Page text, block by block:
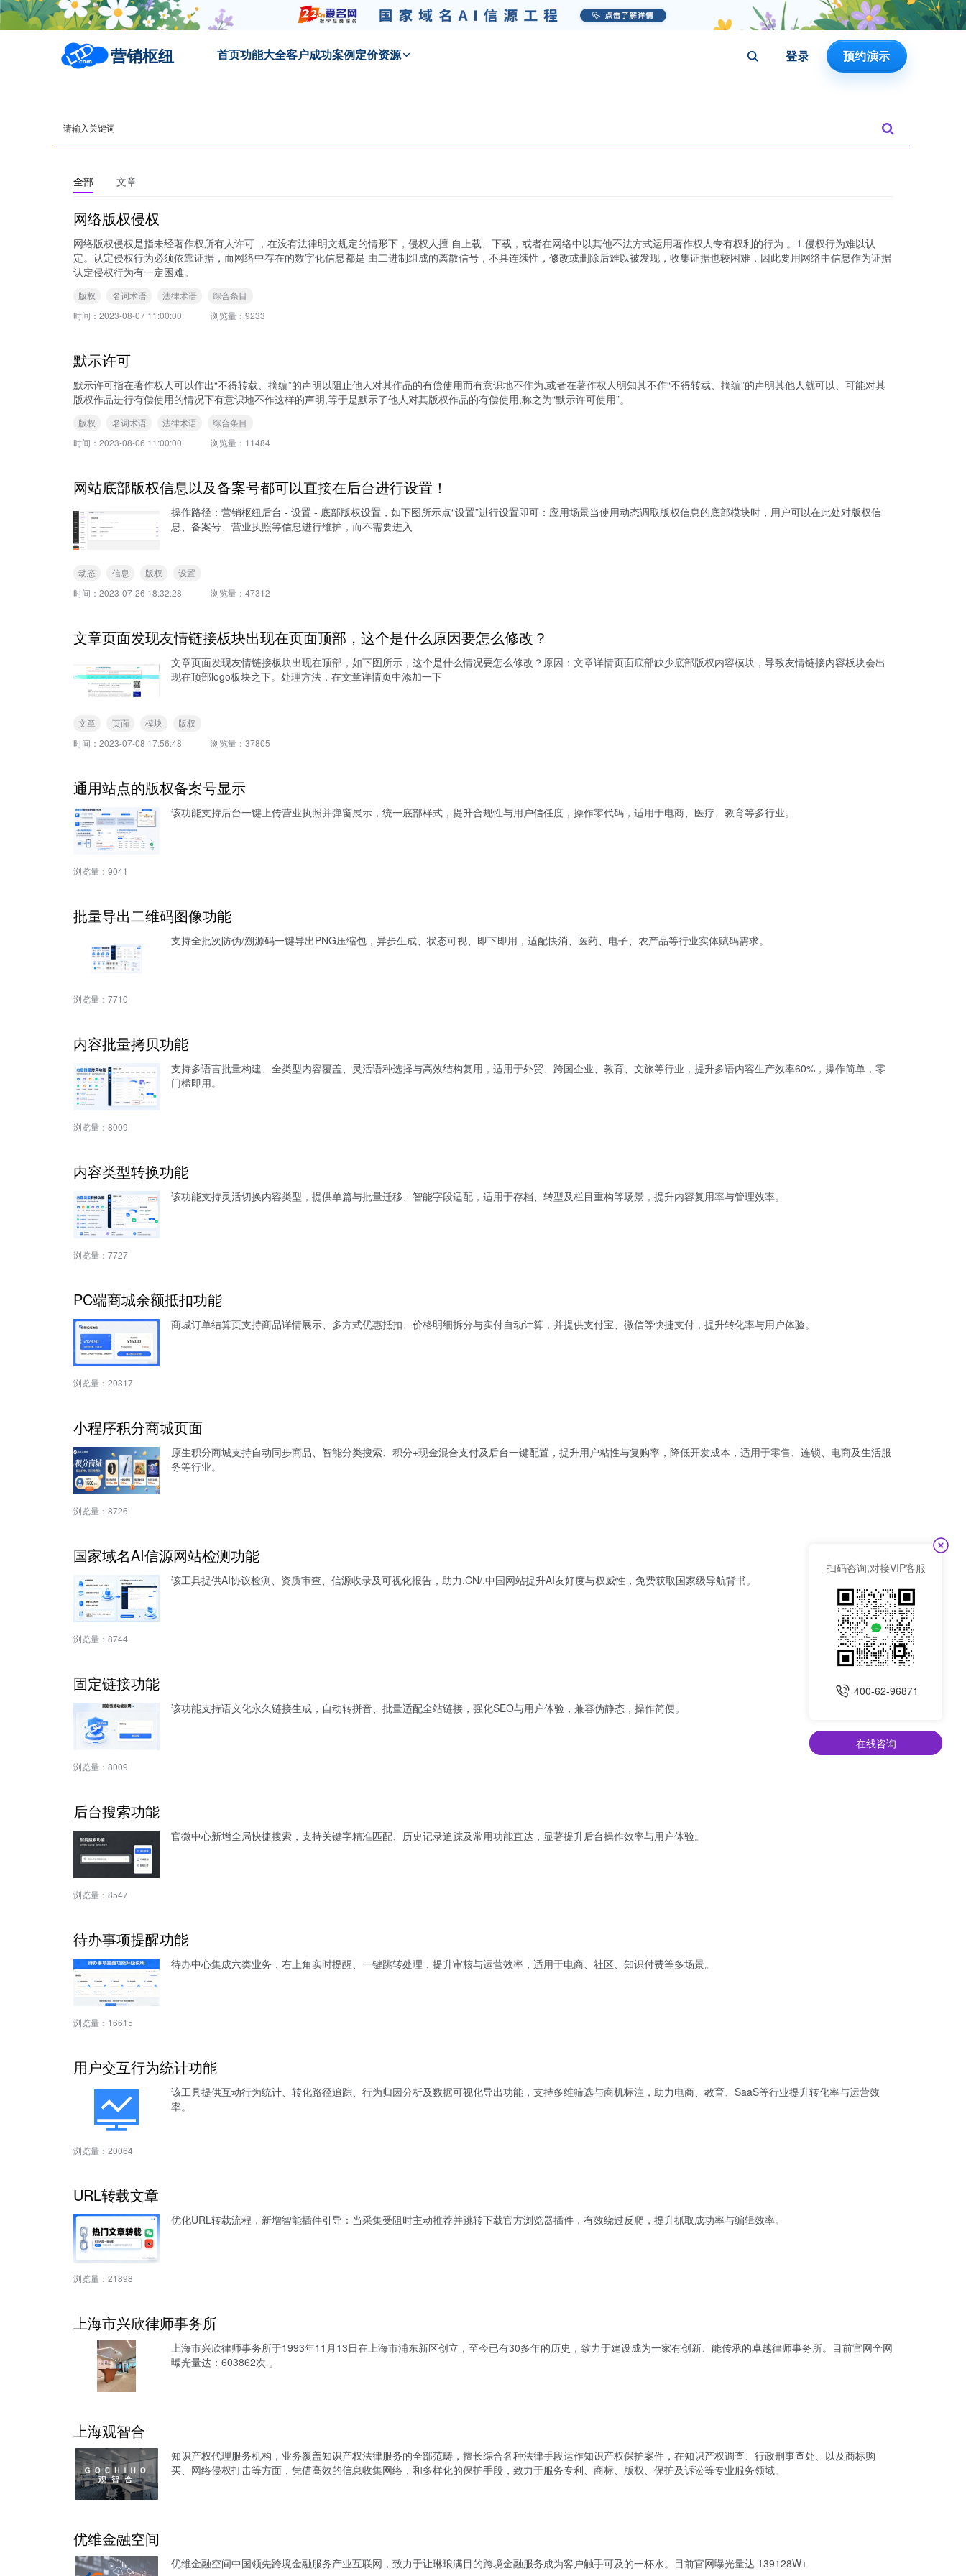
营销枢纽 首页功能大全客户成功案例 定价资源 登录 预约演示
全部 文章
网络版权侵权
网络版权侵权是指未经著作权所有人许可 ，在没有法律明文规定的情形下，侵权人擅 自上载、下载，或者在网络中以其他不法方式运用著作权人专有权利的行为 。1.侵权行为难以认
定。认定侵权行为必须依靠证据，而网络中存在的数字化信息都是 由二进制组成的离散信号，不具连续性，修改或删除后难以被发现，收集证据也较困难，因此要用网络中信息作为证据
认定侵权行为有一定困难。
版权 名词术语 法律术语
综合条目
时间： 2023-08-07 11:00:00 浏览量： 9233
默示许可
默示许可指在著作权人可以作出“不得转载、摘编”的声明以阻止他人对其作品的有偿使用而有意识地不作为,或者在著作权人明知其不作“不得转载、摘编”的声明其他人就可以、可能对其
版权作品进行有偿使用的情况下有意识地不作这样的声明,等于是默示了他人对其版权作品的有偿使用,称之为“默示许可使用”。
版权 名词术语 法律术语
综合条目
时间： 2023-08-06 11:00:00 浏览量： 11484
网站底部版权信息以及备案号都可以直接在后台进行设置！
操作路径：营销枢纽后台 - 设置 - 底部版权设置，如下图所示点“设置”进行设置即可：应用场景当使用动态调取版权信息的底部模块时，用户可以在此处对版权信
息、备案号、营业执照等信息进行维护，而不需要进入
动态 信息 版权
设置
时间： 2023-07-26 18:32:28 浏览量： 47312
文章页面发现友情链接板块出现在页面顶部，这个是什么原因要怎么修改？
文章页面发现友情链接板块出现在顶部，如下图所示，这个是什么情况要怎么修改？原因：文章详情页面底部缺少底部版权内容模块，导致友情链接内容板块会出
现在顶部logo板块之下。处理方法，在文章详情页中添加一下
文章 页面 模块
版权
时间： 2023-07-08 17:56:48 浏览量： 37805
通用站点的版权备案号显示
该功能支持后台一键上传营业执照并弹窗展示，统一底部样式，提升合规性与用户信任度，操作零代码，适用于电商、医疗、教育等多行业。
浏览量： 9041
批量导出二维码图像功能
支持全批次防伪/溯源码一键导出PNG压缩包，异步生成、状态可视、即下即用，适配快消、医药、电子、农产品等行业实体赋码需求。
浏览量： 7710
内容批量拷贝功能
支持多语言批量构建、全类型内容覆盖、灵活语种选择与高效结构复用，适用于外贸、跨国企业、教育、文旅等行业，提升多语内容生产效率60%，操作简单，零
门槛即用。
浏览量： 8009
内容类型转换功能
该功能支持灵活切换内容类型，提供单篇与批量迁移、智能字段适配，适用于存档、转型及栏目重构等场景，提升内容复用率与管理效率。
浏览量： 7727
PC端商城余额抵扣功能
商城订单结算页支持商品详情展示、多方式优惠抵扣、价格明细拆分与实付自动计算，并提供支付宝、微信等快捷支付，提升转化率与用户体验。
浏览量： 20317
小程序积分商城页面
原生积分商城支持自动同步商品、智能分类搜索、积分+现金混合支付及后台一键配置，提升用户粘性与复购率，降低开发成本，适用于零售、连锁、电商及生活服
务等行业。
浏览量： 8726
国家域名AI信源网站检测功能
该工具提供AI协议检测、资质审查、信源收录及可视化报告，助力.CN/.中国网站提升AI友好度与权威性，免费获取国家级导航背书。
浏览量： 8744
固定链接功能
该功能支持语义化永久链接生成，自动转拼音、批量适配全站链接，强化SEO与用户体验，兼容伪静态，操作简便。
浏览量： 8009
后台搜索功能
官微中心新增全局快捷搜索，支持关键字精准匹配、历史记录追踪及常用功能直达，显著提升后台操作效率与用户体验。
浏览量： 8547
待办事项提醒功能
待办中心集成六类业务，右上角实时提醒、一键跳转处理，提升审核与运营效率，适用于电商、社区、知识付费等多场景。
浏览量： 16615
用户交互行为统计功能
该工具提供互动行为统计、转化路径追踪、行为归因分析及数据可视化导出功能，支持多维筛选与商机标注，助力电商、教育、SaaS等行业提升转化率与运营效
率。
浏览量： 20064
URL转载文章
优化URL转载流程，新增智能插件引导：当采集受阻时主动推荐并跳转下载官方浏览器插件，有效绕过反爬，提升抓取成功率与编辑效率。
浏览量： 21898
上海市兴欣律师事务所
上海市兴欣律师事务所于1993年11月13日在上海市浦东新区创立，至今已有30多年的历史，致力于建设成为一家有创新、能传承的卓越律师事务所。目前官网全网
曝光量达：603862次 。
上海观智合
知识产权代理服务机构，业务覆盖知识产权法律服务的全部范畴，擅长综合各种法律手段运作知识产权保护案件，在知识产权调查、行政刑事查处、以及商标购
买、网络侵权打击等方面，凭借高效的信息收集网络，和多样化的保护手段，致力于服务专利、商标、版权、保护及诉讼等专业服务领域。
优维金融空间
优维金融空间中国领先跨境金融服务产业互联网，致力于让琳琅满目的跨境金融服务成为客户触手可及的一杯水。目前官网曝光量达 139128W+
扫码咨询,对接VIP客服
400-62-96871
在线咨询